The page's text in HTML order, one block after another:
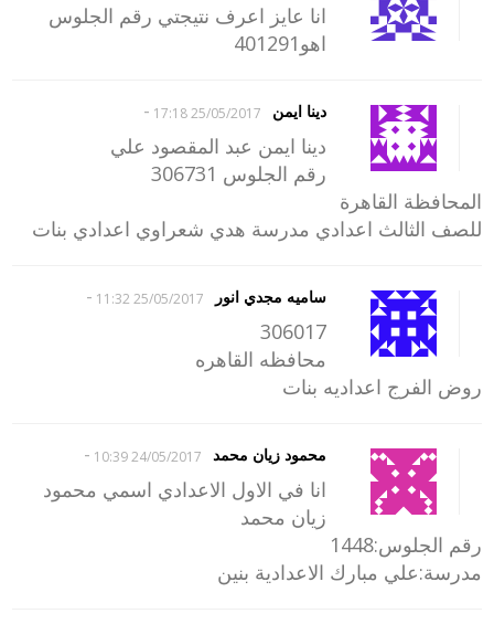
انا عايز اعرف نتيجتي رقم الجلوس
اهو401291
دينا ايمن 25/05/2017 17:18
-
دينا ايمن عبد المقصود علي
رقم الجلوس 306731
المحافظة القاهرة
للصف الثالث اعدادي مدرسة هدي شعراوي اعدادي بنات
ساميه مجدي انور 25/05/2017 11:32
-
306017
محافظه القاهره
روض الفرج اعداديه بنات
محمود زيان محمد 24/05/2017 10:39
-
انا في الاول الاعدادي اسمي محمود
زيان محمد
رقم الجلوس:1448
مدرسة:علي مبارك الاعدادية بنين